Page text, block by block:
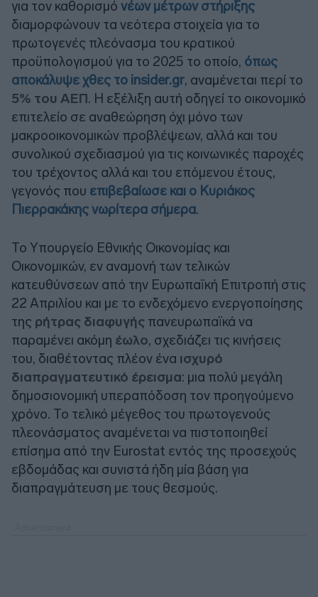
για τον καθορισμό νέων μέτρων στήριξης
διαμορφώνουν τα νεότερα στοιχεία για το
πρωτογενές πλεόνασμα του κρατικού
προϋπολογισμού για το 2025 το οποίο, όπως
αποκάλυψε χθες το insider.gr, αναμένεται περί το
5% του ΑΕΠ. Η εξέλιξη αυτή οδηγεί το οικονομικό
επιτελείο σε αναθεώρηση όχι μόνο των
μακροοικονομικών προβλέψεων, αλλά και του
συνολικού σχεδιασμού για τις κοινωνικές παροχές
του τρέχοντος αλλά και του επόμενου έτους,
γεγονός που επιβεβαίωσε και ο Κυριάκος
Πιερρακάκης νωρίτερα σήμερα.
Το Υπουργείο Εθνικής Οικονομίας και
Οικονομικών, εν αναμονή των τελικών
κατευθύνσεων από την Ευρωπαϊκή Επιτροπή στις
22 Απριλίου και με το ενδεχόμενο ενεργοποίησης
της ρήτρας διαφυγής πανευρωπαϊκά να
παραμένει ακόμη έωλο, σχεδιάζει τις κινήσεις
του, διαθέτοντας πλέον ένα ισχυρό
διαπραγματευτικό έρεισμα: μια πολύ μεγάλη
δημοσιονομική υπεραπόδοση τον προηγούμενο
χρόνο. Το τελικό μέγεθος του πρωτογενούς
πλεονάσματος αναμένεται να πιστοποιηθεί
επίσημα από την Eurostat εντός της προσεχούς
εβδομάδας και συνιστά ήδη μία βάση για
διαπραγμάτευση με τους θεσμούς.